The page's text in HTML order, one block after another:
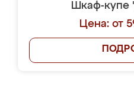
Шкаф-купе
Цена: от